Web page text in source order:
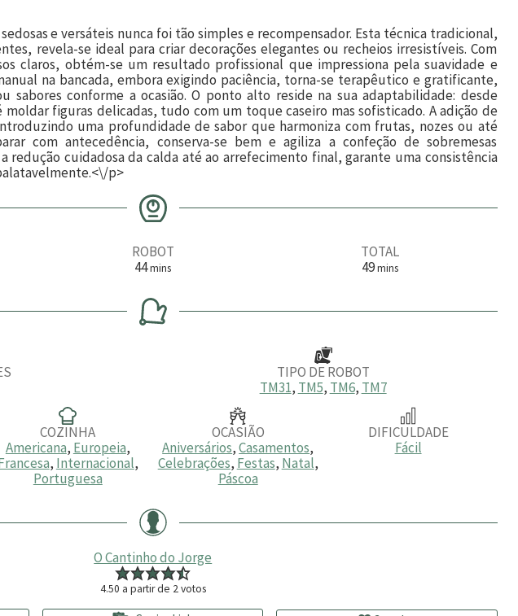
e versáteis nunca foi tão simples e recompensador. Esta técnica tradicional,
revela-se ideal para criar decorações elegantes ou recheios irresistíveis. Com
claros, obtém-se um resultado profissional que impressiona pela suavidade e
na bancada, embora exigindo paciência, torna-se terapêutico e gratificante,
sabores conforme a ocasião. O ponto alto reside na sua adaptabilidade: desde
figuras delicadas, tudo com um toque caseiro mas sofisticado. A adição de
uma profundidade de sabor que harmoniza com frutas, nozes ou até
com antecedência, conserva-se bem e agiliza a confeção de sobremesas
redução cuidadosa da calda até ao arrefecimento final, garante uma consistência
p>
ROBOT
44m
n
t
mins
TOTAL
49m
u
mins
TIPO DE ROBOT
TM31, TM5, TM6, TM7
COZINHA
Americana, Europeia,
, Internacional,
Portuguesa
OCASIÃO
Aniversários,Casamentos,
Celebrações, Festas, Natal,
Páscoa
DIFICULDADE
Fácil
O Cantinho do Jorge
4.50 a partir de 2votos